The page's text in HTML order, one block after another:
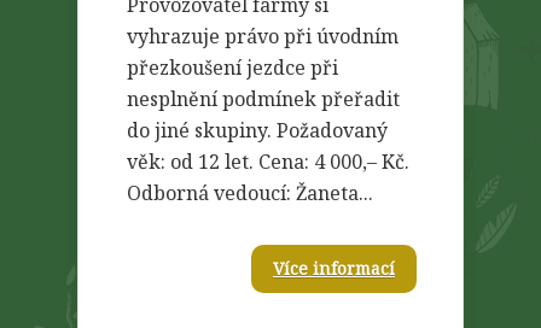
vyhrazuje právo při úvodním
přezkoušení jezdce při
nesplnění podmínek přeřadit
do jiné skupiny. Požadovaný
věk: od 12 let. Cena: 4 000,– Kč.
Odborná vedoucí: Žaneta...
Více informací